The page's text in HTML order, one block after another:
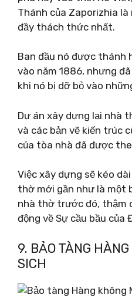
Thánh của Zaporizhia
đầy thách thức nhất.
Ban đầu nó được thánh
vào năm 1886, nhưng
khi nó bị dỡ bỏ vào
Dự án xây dựng lại nhà
và các bản vẽ kiến ​​trúc
của tòa nhà đã được
Việc xây dựng sẽ kéo
thờ mới gần như là một
nhà thờ trước đó, thậm
động về Sự cầu bầu của
9. BẢO TÀNG
SICH